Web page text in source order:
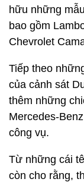
hữu những
bao gồm
Chevrolet
Tiếp theo
của cảnh sát
thêm những
Mercedes-
công vụ.
Từ những cái
còn cho rằng,